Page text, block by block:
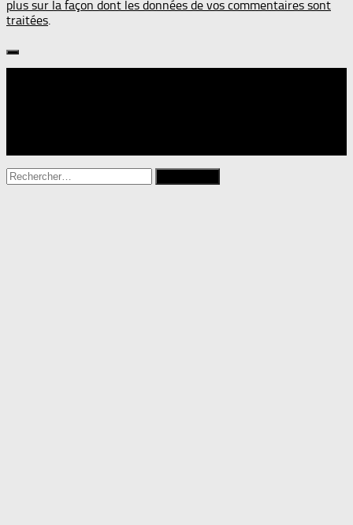
plus sur la façon dont les données de vos commentaires sont
traitées.
Rechercher :